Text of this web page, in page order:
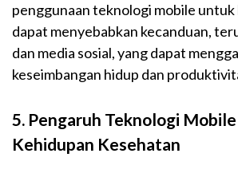
penggunaan teknologi mobile untuk
dapat menyebabkan kecanduan,
dan media sosial, yang dapat
keseimbangan hidup dan
5. Pengaruh Teknologi
Kehidupan Kesehatan